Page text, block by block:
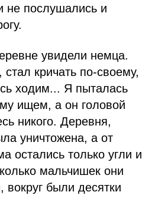
не послушались и
увидели немца.
кричать по-своему,
ходим... Я пыталась
ищем, а он головой
никого. Деревня,
уничтожена, а от
остались только угли и
мальчишек они
вокруг были десятки